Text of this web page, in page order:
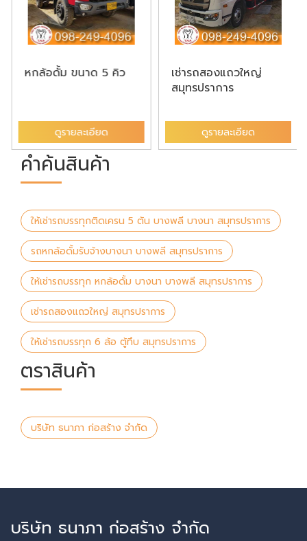
หกล้อดั้ม ขนาด 5 คิว
ดูรายละเอียด
เช่ารถสองแถวใหญ่
สมุทรปราการ
ดูรายละเอียด
คำค้นสินค้า
ให้เช่ารถบรรทุกติดเครน 5 ตัน บางพลี บางนา สมุทรปราการ
รถหกล้อดั้มรับจ้างบางนา บางพลี สมุทรปราการ
ให้เช่ารถบรรทุก หกล้อดั้ม บางนา บางพลี สมุทรปราการ
เช่ารถสองแถวใหญ่ สมุทรปราการ
ให้เช่ารถบรรทุก 6 ล้อ ตู้ทึบ สมุทรปราการ
ตราสินค้า
บริษัท ธนาภา ก่อสร้าง จำกัด
บริษัท ธนาภา ก่อสร้าง จำกัด